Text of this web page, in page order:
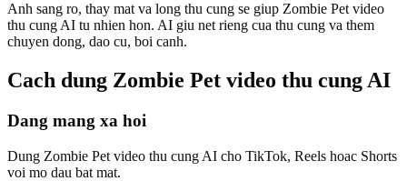
Anh sang ro, thay mat va long thu cung se giup Zombie Pet video
thu cung AI tu nhien hon. AI giu net rieng cua thu cung va them
chuyen dong, dao cu, boi canh.
Cach dung Zombie Pet video thu cung AI
Dang mang xa hoi
Dung Zombie Pet video thu cung AI cho TikTok, Reels hoac Shorts
voi mo dau bat mat.